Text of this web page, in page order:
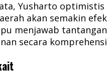
Yusharto optimistis
akan semakin
menjawab tantangan
secara